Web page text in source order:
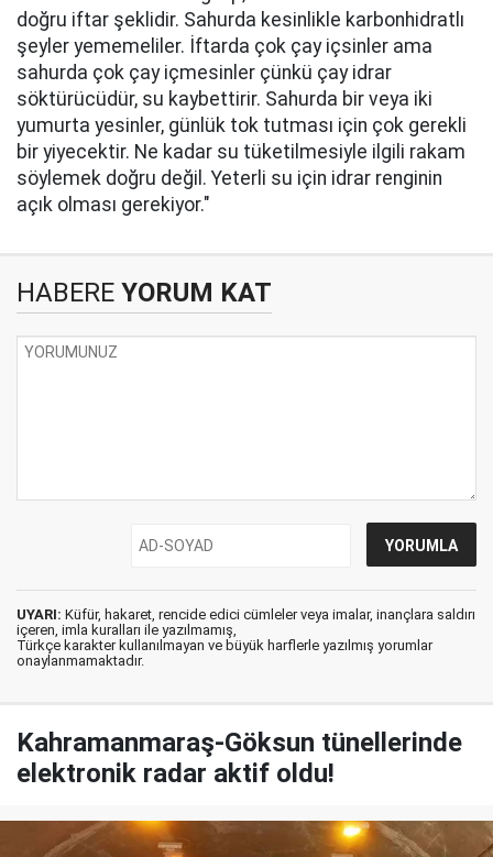
doğru iftar şeklidir. Sahurda kesinlikle karbonhidratlı
şeyler yememeliler. İftarda çok çay içsinler ama
sahurda çok çay içmesinler çünkü çay idrar
söktürücüdür, su kaybettirir. Sahurda bir veya iki
yumurta yesinler, günlük tok tutması için çok gerekli
bir yiyecektir. Ne kadar su tüketilmesiyle ilgili rakam
söylemek doğru değil. Yeterli su için idrar renginin
açık olması gerekiyor."
HABERE YORUM KAT
UYARI: Küfür, hakaret, rencide edici cümleler veya imalar, inançlara saldırı
içeren, imla kuralları ile yazılmamış,
Türkçe karakter kullanılmayan ve büyük harflerle yazılmış yorumlar
onaylanmamaktadır.
Kahramanmaraş-Göksun tünellerinde
elektronik radar aktif oldu!